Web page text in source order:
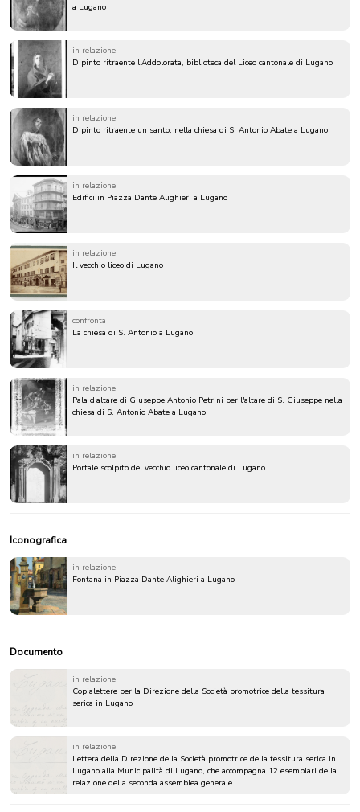
a Lugano
in relazione
Dipinto ritraente l'Addolorata, biblioteca del Liceo cantonale di Lugano
in relazione
Dipinto ritraente un santo, nella chiesa di S. Antonio Abate a Lugano
in relazione
Edifici in Piazza Dante Alighieri a Lugano
in relazione
Il vecchio liceo di Lugano
confronta
La chiesa di S. Antonio a Lugano
in relazione
Pala d'altare di Giuseppe Antonio Petrini per l'altare di S. Giuseppe nella
chiesa di S. Antonio Abate a Lugano
in relazione
Portale scolpito del vecchio liceo cantonale di Lugano
Iconografica
in relazione
Fontana in Piazza Dante Alighieri a Lugano
Documento
in relazione
Copialettere per la Direzione della Società promotrice della tessitura
serica in Lugano
in relazione
Lettera della Direzione della Società promotrice della tessitura serica in
Lugano alla Municipalità di Lugano, che accompagna 12 esemplari della
relazione della seconda assemblea generale